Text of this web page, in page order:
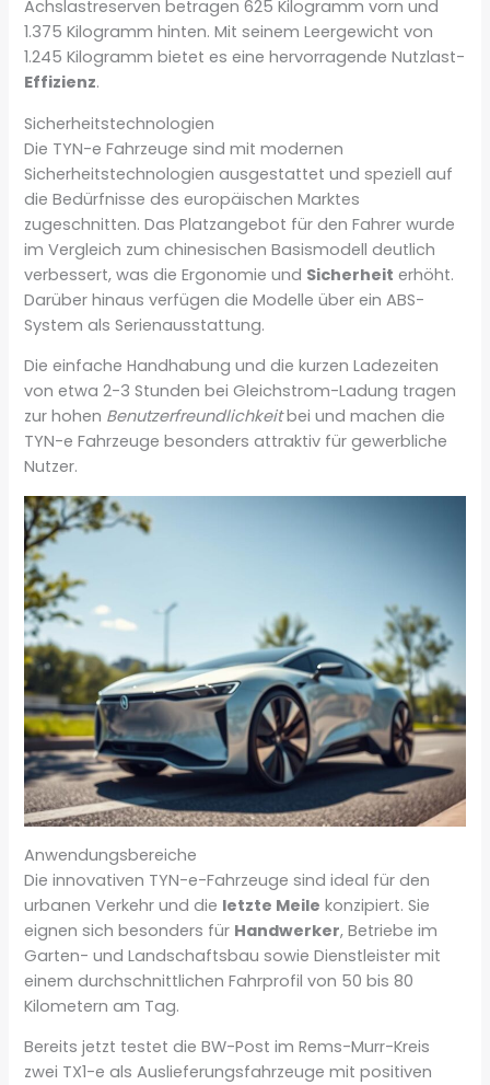
Achslastreserven betragen 625 Kilogramm vorn und
1.375 Kilogramm hinten. Mit seinem Leergewicht von
1.245 Kilogramm bietet es eine hervorragende Nutzlast-
Effizienz.
Sicherheitstechnologien
Die TYN-e Fahrzeuge sind mit modernen
Sicherheitstechnologien ausgestattet und speziell auf
die Bedürfnisse des europäischen Marktes
zugeschnitten. Das Platzangebot für den Fahrer wurde
im Vergleich zum chinesischen Basismodell deutlich
verbessert, was die Ergonomie und Sicherheit erhöht.
Darüber hinaus verfügen die Modelle über ein ABS-
System als Serienausstattung.
Die einfache Handhabung und die kurzen Ladezeiten
von etwa 2-3 Stunden bei Gleichstrom-Ladung tragen
zur hohen Benutzerfreundlichkeitbei und machen die
TYN-e Fahrzeuge besonders attraktiv für gewerbliche
Nutzer.
Anwendungsbereiche
Die innovativen TYN-e-Fahrzeuge sind ideal für den
urbanen Verkehr und die letzte Meile konzipiert. Sie
eignen sich besonders für Handwerker, Betriebe im
Garten- und Landschaftsbau sowie Dienstleister mit
einem durchschnittlichen Fahrprofil von 50 bis 80
Kilometern am Tag.
Bereits jetzt testet die BW-Post im Rems-Murr-Kreis
zwei TX1-e als Auslieferungsfahrzeuge mit positiven